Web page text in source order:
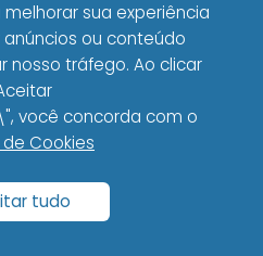
de um dia, em
horas tentando
sem simulação
mas hoje a
esse problema e a
sua experiência
ou conteúdo
nosso tráfego. Ao clicar
concorda com o
Cookies
tudo